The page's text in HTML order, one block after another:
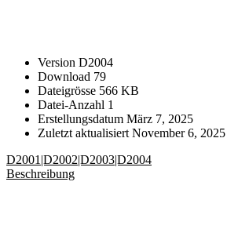
Version D2004
Download 79
Dateigrösse 566 KB
Datei-Anzahl 1
Erstellungsdatum März 7, 2025
Zuletzt aktualisiert November 6, 2025
D2001|D2002|D2003|D2004
Beschreibung